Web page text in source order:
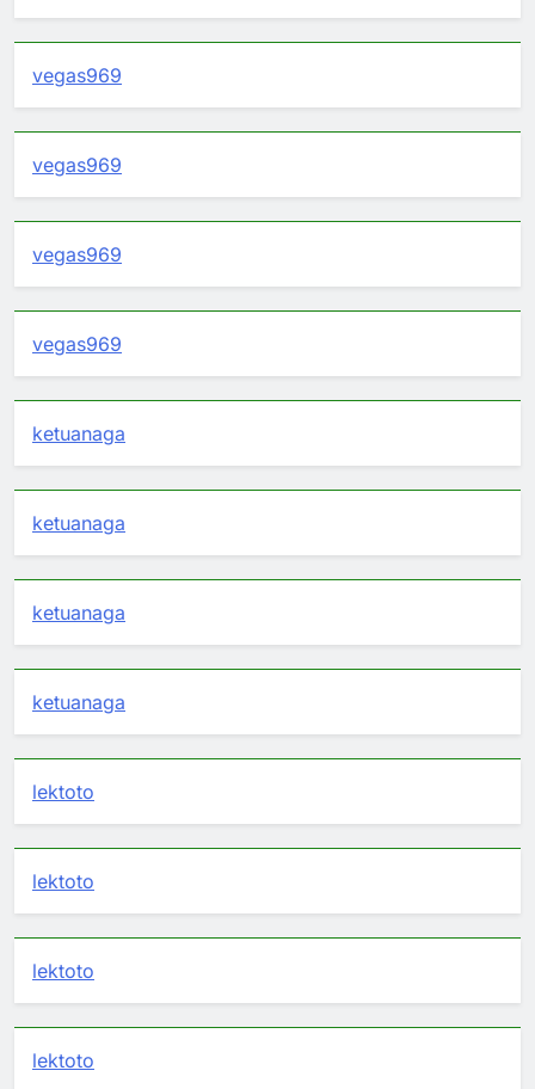
vegas969
vegas969
vegas969
vegas969
ketuanaga
ketuanaga
ketuanaga
ketuanaga
lektoto
lektoto
lektoto
lektoto